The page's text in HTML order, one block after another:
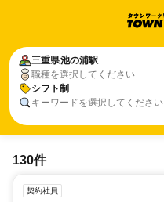
三重県池の浦駅
職種を選択してください
シフト制
キーワードを選択してください
130件
契約社員